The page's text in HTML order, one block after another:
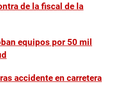
de la fiscal de la
equipos por 50 mil
accidente en carretera